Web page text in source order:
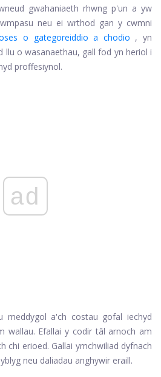
gwahaniaeth rhwng p'un a yw
neu ei wrthod gan y cwmni
o gategoreiddio a chodio , yn
llu o wasanaethau, gall fod yn heriol i
proffesiynol.
ad
meddygol a'ch costau gofal iechyd
wallau. Efallai y codir tâl arnoch am
chi erioed. Gallai ymchwiliad dyfnach
neu daliadau anghywir eraill.